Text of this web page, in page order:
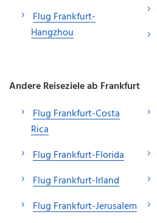
Flug Frankfurt-
Hangzhou
Andere Reiseziele ab Frankfurt
Flug Frankfurt-Costa
Rica
Flug Frankfurt-Florida
Flug Frankfurt-Irland
Flug Frankfurt-Jerusalem